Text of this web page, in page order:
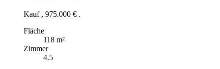
Kauf , 975.000 € .
Fläche
118 m²
Zimmer
4.5